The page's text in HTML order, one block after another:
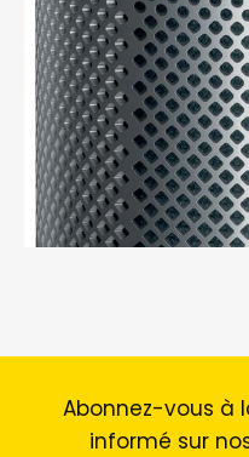
Abonnez-vous à
informé sur